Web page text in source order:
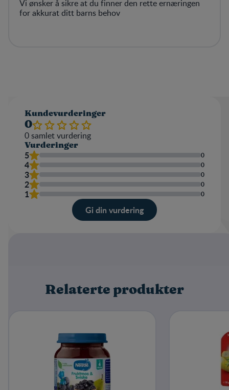
Vi ønsker å sikre at du finner den rette ernæringen
for akkurat ditt barns behov
Kundevurderinger
0
0samlet vurdering
Vurderinger
5 0
4 0
3 0
2 0
1 0
Gi din vurdering
Skriv en omtale
Relaterte produkter